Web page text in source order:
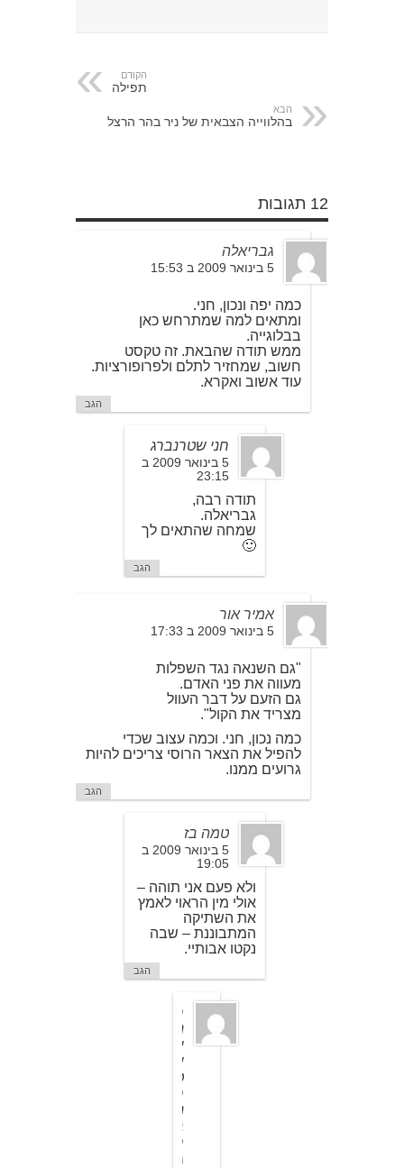
הקודם
תפילה
הבא
בהלווייה הצבאית של ניר בהר הרצל
12 תגובות
גבריאלה
5 בינואר 2009 ב 15:53
כמה יפה ונכון, חני.
ומתאים למה שמתרחש כאן
בבלוגייה.
ממש תודה שהבאת. זה טקסט
חשוב, שמחזיר לתלם ולפרופורציות.
עוד אשוב ואקרא.
הגב
חני שטרנברג
5 בינואר 2009 ב
23:15
תודה רבה,
גבריאלה.
שמחה שהתאים לך
🙂
הגב
אמיר אור
5 בינואר 2009 ב 17:33
"גם השנאה נגד השפלות
מעווה את פני האדם.
גם הזעם על דבר העוול
מצריד את הקול".
כמה נכון, חני. וכמה עצוב שכדי
להפיל את הצאר הרוסי צריכים להיות
גרועים ממנו.
הגב
טמה בז
5 בינואר 2009 ב
19:05
ולא פעם אני תוהה –
אולי מין הראוי לאמץ
את השתיקה
המתבוננת – שבה
נקטו אבותיי.
הגב
ח
נ
י
ש
ט
ר
נ
ב
ר
ג